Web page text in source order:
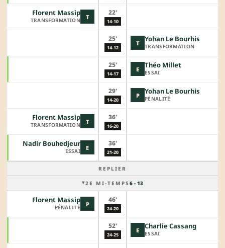
T
Florent Massip
TRANSFORMATION
22'
14-10
25'
14-12
T Yohan Le Bourhis
TRANSFORMATION
25'
14-17
E Théo Millet
ESSAI
29'
14-20
P Yohan Le Bourhis
PÉNALITÉ
T
Florent Massip
TRANSFORMATION
36'
16-20
E
Nadir Bouhedjeur
ESSAI
36'
21-20
REPLIER
2E MI-TEMPS 6 - 13
P
Florent Massip
PÉNALITÉ
46'
24-20
52'
24-25
E Charlie Cassang
ESSAI